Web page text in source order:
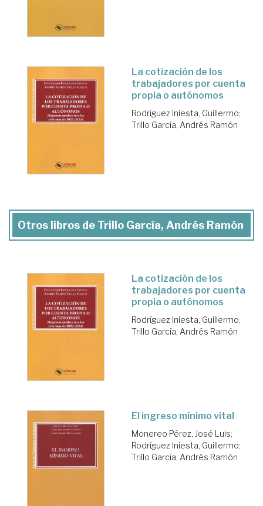
La cotización de los
trabajadores por cuenta
propia o autónomos
Rodríguez Iniesta, Guillermo;
Trillo García, Andrés Ramón
Otros libros de Trillo García, Andrés Ramón
La cotización de los
trabajadores por cuenta
propia o autónomos
Rodríguez Iniesta, Guillermo;
Trillo García, Andrés Ramón
El ingreso mínimo vital
Monereo Pérez, José Luis;
Rodríguez Iniesta, Guillermo;
Trillo García, Andrés Ramón